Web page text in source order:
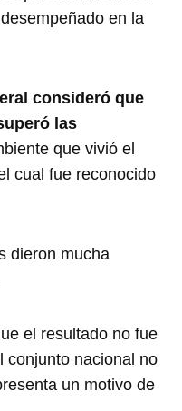
en la
consideró que
las
que vivió el
cual fue reconocido
dieron mucha
el resultado no fue
conjunto nacional no
un motivo de